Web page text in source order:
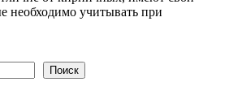
необходимо учитывать при
Поиск